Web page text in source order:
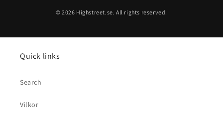
© 2026 Highstreet.se. All rights reserved.
Quick links
Search
Vilkor